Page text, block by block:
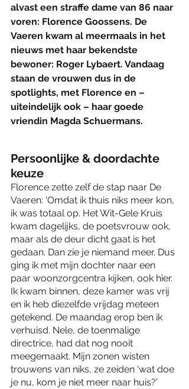
alvast een straffe dame van 86 naar
voren: Florence Goossens. De
Vaeren kwam al meermaals in het
nieuws met haar bekendste
bewoner: Roger Lybaert. Vandaag
staan de vrouwen dus in de
spotlights, met Florence en –
uiteindelijk ook – haar goede
vriendin Magda Schuermans.
Persoonlijke & doordachte
keuze
Florence zette zelf de stap naar De
Vaeren: ‘Omdat ik thuis niks meer kon,
ik was totaal op. Het Wit-Gele Kruis
kwam dagelijks, de poetsvrouw ook,
maar als de deur dicht gaat is het
gedaan. Dan zie je niemand meer. Dus
ging ik met mijn dochter naar een
paar woonzorgcentra kijken, ook hier.
Ik kwam binnen, deze kamer was vrij
en ik heb diezelfde vrijdag meteen
getekend. De maandag erop ben ik
verhuisd. Nele, de toenmalige
directrice, had dat nog nooit
meegemaakt. Mijn zonen wisten
trouwens van niks, ze zeiden ‘wat doe
je nu, kom je niet meer naar huis?’